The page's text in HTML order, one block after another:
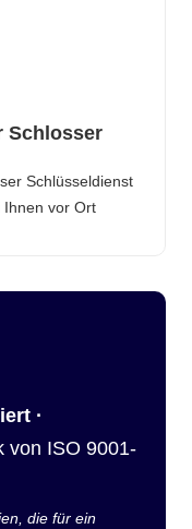
Schlosser
Schlüsseldienst
Ihnen vor Ort
·
von ISO 9001-
die für ein